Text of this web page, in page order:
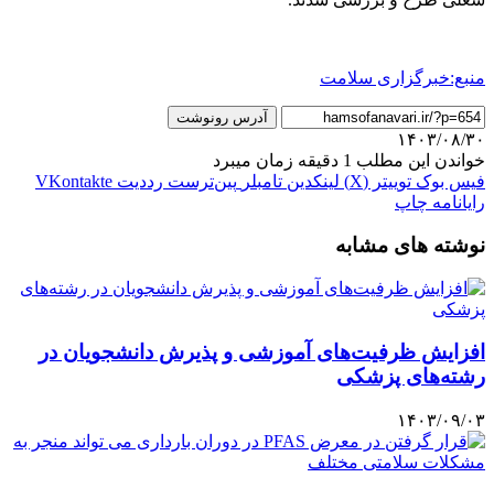
منبع:خبرگزاری سلامت
آدرس رونوشت
۱۴۰۳/۰۸/۳۰
خواندن این مطلب 1 دقیقه زمان میبرد
فیس بوک توییتر (X) لینکدین ‫تامبلر ‫پین‌ترست ‫رددیت ‫VKontakte
رایانامه چاپ
نوشته های مشابه
افزایش ظرفیت‌های آموزشی و پذیرش دانشجویان در
رشته‌های پزشکی
۱۴۰۳/۰۹/۰۳